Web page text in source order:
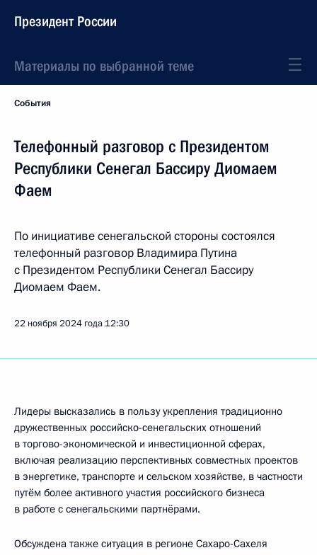
Президент России
Материалы по выбранной теме
События
Телефонный разговор с Президентом
Республики Сенегал Бассиру Диомаем
Фаем
По инициативе сенегальской стороны состоялся
телефонный разговор Владимира Путина
с Президентом Республики Сенегал Бассиру
Диомаем Фаем.
22 ноября 2024 года 12:30
Лидеры высказались в пользу укрепления традиционно
дружественных российско-сенегальских отношений
в торгово-экономической и инвестиционной сферах,
включая реализацию перспективных совместных проектов
в энергетике, транспорте и сельском хозяйстве, в частности
путём более активного участия российского бизнеса
в работе с сенегальскими партнёрами.
Обсуждена также ситуация в регионе Сахаро-Сахеля